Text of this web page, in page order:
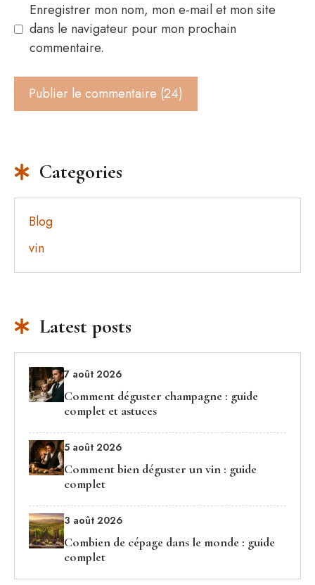
Enregistrer mon nom, mon e-mail et mon site
dans le navigateur pour mon prochain
commentaire.
Categories
Blog
vin
Latest posts
7 août 2026
Comment déguster champagne : guide
complet et astuces
5 août 2026
Comment bien déguster un vin : guide
complet
3 août 2026
Combien de cépage dans le monde : guide
complet